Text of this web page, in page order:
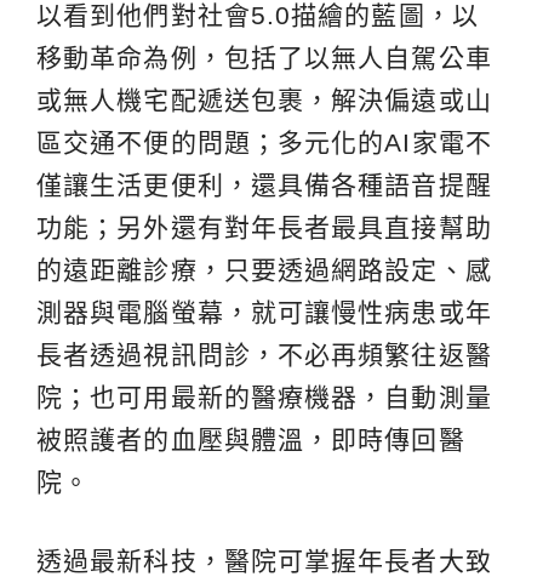
以看到他們對社會5.0描繪的藍圖，以
移動革命為例，包括了以無人自駕公車
或無人機宅配遞送包裹，解決偏遠或山
區交通不便的問題；多元化的AI家電不
僅讓生活更便利，還具備各種語音提醒
功能；另外還有對年長者最具直接幫助
的遠距離診療，只要透過網路設定、感
測器與電腦螢幕，就可讓慢性病患或年
長者透過視訊問診，不必再頻繁往返醫
院；也可用最新的醫療機器，自動測量
被照護者的血壓與體溫，即時傳回醫
院。
透過最新科技，醫院可掌握年長者大致